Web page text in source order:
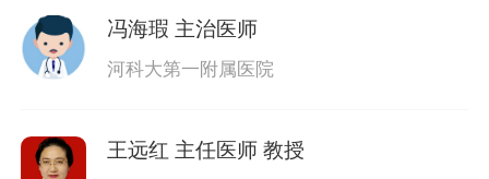
冯海瑕 主治医师
河科大第一附属医院
王远红 主任医师 教授